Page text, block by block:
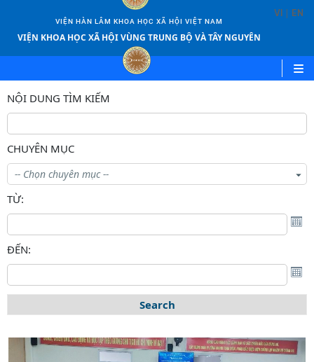
VIỆN HÀN LÂM KHOA HỌC XÃ HỘI VIỆT NAM
VIỆN KHOA HỌC XÃ HỘI VÙNG TRUNG BỘ VÀ TÂY NGUYÊN
VI | EN
NỘI DUNG TÌM KIẾM
CHUYÊN MỤC
TỪ:
ĐẾN:
Tìm kiếm